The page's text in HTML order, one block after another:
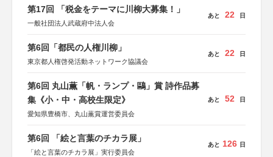
第17回 「税金をテーマに川柳大募集！」
一般社団法人武蔵府中法人会
あと 22 日
第6回「都民の人権川柳」
東京都人権啓発活動ネットワーク協議会
あと 22 日
第6回 丸山薫「帆・ランプ・鷗」賞 詩作品募
集《小・中・高校生限定》
愛知県豊橋市、丸山薫賞運営委員会
あと 52 日
第6回 「絵と言葉のチカラ展」
「絵と言葉のチカラ展」実行委員会
あと 126 日